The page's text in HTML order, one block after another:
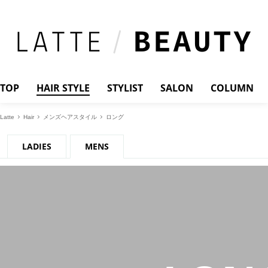
TOP HAIR STYLE STYLIST SALON COLUMN
Latte Hair メンズヘアスタイル ロング
LADIES MENS